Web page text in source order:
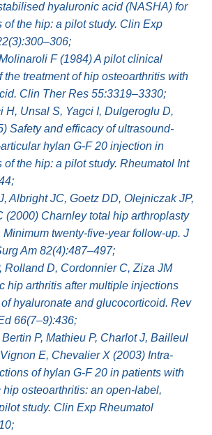
hyaluronic acid (NASHA) for
of the hip: a pilot study. Clin Exp
F (1984) A pilot clinical
the treatment of hip osteoarthritis with
Clin Ther Res 55:3319–3330;
H, Unsal S, Yagci I, Dulgeroglu D,
Safety and efficacy of ultrasound-
hylan G-F 20 injection in
of the hip: a pilot study. Rheumatol Int
Albright JC, Goetz DD, Olejniczak JP,
(2000) Charnley total hip arthroplasty
Minimum twenty-five-year follow-up. J
Am 82(4):487–497;
Rolland D, Cordonnier C, Ziza JM
hip arthritis after multiple injections
hyaluronate and glucocorticoid. Rev
66(7–9):436;
P, Mathieu P, Charlot J, Bailleul
E, Chevalier X (2003) Intra-
of hylan G-F 20 in patients with
hip osteoarthritis: an open-label,
study. Clin Exp Rheumatol